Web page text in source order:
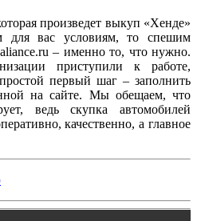
произведет выкуп «Хенде»
для вас условиям, то спешим
– именно то, что нужно.
приступили к работе,
первый шаг – заполнить
на сайте. Мы обещаем, что
ведь скупка автомобилей
качественно, а главное